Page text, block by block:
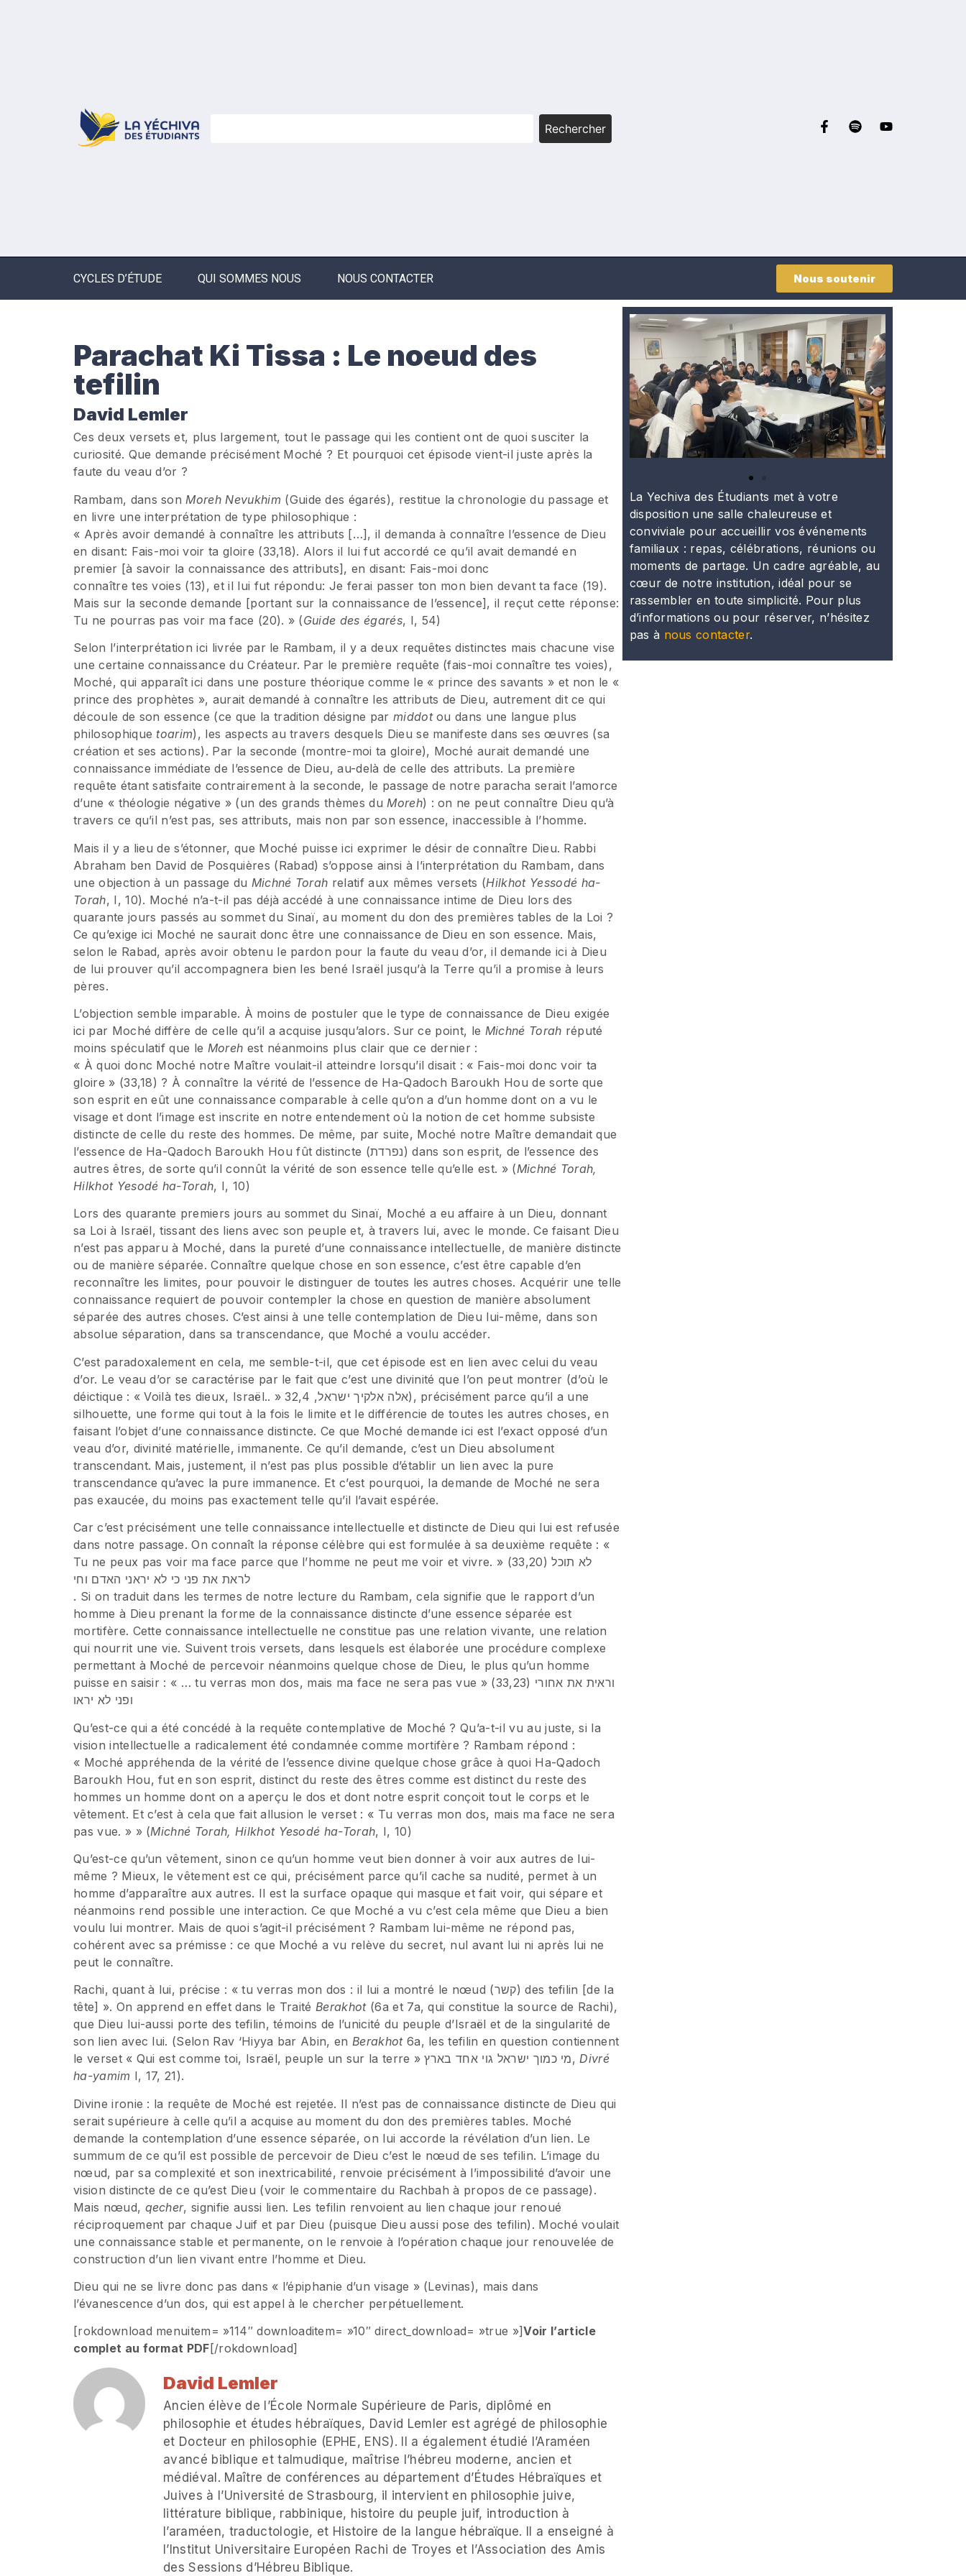
Rechercher
CYCLES D’ÉTUDE QUI SOMMES NOUS NOUS CONTACTER Nous soutenir
Parachat Ki Tissa : Le noeud des
tefilin
David Lemler
Ces deux versets et, plus largement, tout le passage qui les contient ont de quoi susciter la
curiosité. Que demande précisément Moché ? Et pourquoi cet épisode vient-il juste après la
faute du veau d’or ?
Rambam, dans son Moreh Nevukhim (Guide des égarés), restitue la chronologie du passage et
en livre une interprétation de type philosophique :
« Après avoir demandé à connaître les attributs […], il demanda à connaître l’essence de Dieu
en disant: Fais-moi voir ta gloire (33,18). Alors il lui fut accordé ce qu’il avait demandé en
premier [à savoir la connaissance des attributs], en disant: Fais-moi donc
connaître tes voies (13), et il lui fut répondu: Je ferai passer ton mon bien devant ta face (19).
Mais sur la seconde demande [portant sur la connaissance de l’essence], il reçut cette réponse:
Tu ne pourras pas voir ma face (20). » (Guide des égarés, I, 54)
Selon l’interprétation ici livrée par le Rambam, il y a deux requêtes distinctes mais chacune vise
une certaine connaissance du Créateur. Par le première requête (fais-moi connaître tes voies),
Moché, qui apparaît ici dans une posture théorique comme le « prince des savants » et non le «
prince des prophètes », aurait demandé à connaître les attributs de Dieu, autrement dit ce qui
découle de son essence (ce que la tradition désigne par middotou dans une langue plus
philosophiquetoarim), les aspects au travers desquels Dieu se manifeste dans ses œuvres (sa
création et ses actions). Par la seconde (montre-moi ta gloire), Moché aurait demandé une
connaissance immédiate de l’essence de Dieu, au-delà de celle des attributs. La première
requête étant satisfaite contrairement à la seconde, le passage de notre paracha serait l’amorce
d’une « théologie négative » (un des grands thèmes duMoreh) : on ne peut connaître Dieu qu’à
travers ce qu’il n’est pas, ses attributs, mais non par son essence, inaccessible à l’homme.
Mais il y a lieu de s’étonner, que Moché puisse ici exprimer le désir de connaître Dieu. Rabbi
Abraham ben David de Posquières (Rabad) s’oppose ainsi à l’interprétation du Rambam, dans
une objection à un passage du Michné Torah relatif aux mêmes versets (Hilkhot Yessodé ha-
Torah, I, 10). Moché n’a-t-il pas déjà accédé à une connaissance intime de Dieu lors des
quarante jours passés au sommet du Sinaï, au moment du don des premières tables de la Loi ?
Ce qu’exige ici Moché ne saurait donc être une connaissance de Dieu en son essence. Mais,
selon le Rabad, après avoir obtenu le pardon pour la faute du veau d’or, il demande ici à Dieu
de lui prouver qu’il accompagnera bien les bené Israël jusqu’à la Terre qu’il a promise à leurs
pères.
L’objection semble imparable. À moins de postuler que le type de connaissance de Dieu exigée
ici par Moché diffère de celle qu’il a acquise jusqu’alors. Sur ce point, le Michné Torah réputé
moins spéculatif que le Moreh est néanmoins plus clair que ce dernier :
« À quoi donc Moché notre Maître voulait-il atteindre lorsqu’il disait : « Fais-moi donc voir ta
gloire » (33,18) ? À connaître la vérité de l’essence de Ha-Qadoch Baroukh Hou de sorte que
son esprit en eût une connaissance comparable à celle qu’on a d’un homme dont on a vu le
visage et dont l’image est inscrite en notre entendement où la notion de cet homme subsiste
distincte de celle du reste des hommes. De même, par suite, Moché notre Maître demandait que
l’essence de Ha-Qadoch Baroukh Hou fût distincte (נפרדת) dans son esprit, de l’essence des
autres êtres, de sorte qu’il connût la vérité de son essence telle qu’elle est. » (Michné Torah,
Hilkhot Yesodé ha-Torah, I, 10)
Lors des quarante premiers jours au sommet du Sinaï, Moché a eu affaire à un Dieu, donnant
sa Loi à Israël, tissant des liens avec son peuple et, à travers lui, avec le monde. Ce faisant Dieu
n’est pas apparu à Moché, dans la pureté d’une connaissance intellectuelle, de manière distincte
ou de manière séparée. Connaître quelque chose en son essence, c’est être capable d’en
reconnaître les limites, pour pouvoir le distinguer de toutes les autres choses. Acquérir une telle
connaissance requiert de pouvoir contempler la chose en question de manière absolument
séparée des autres choses. C’est ainsi à une telle contemplation de Dieu lui-même, dans son
absolue séparation, dans sa transcendance, que Moché a voulu accéder.
C’est paradoxalement en cela, me semble-t-il, que cet épisode est en lien avec celui du veau
d’or. Le veau d’or se caractérise par le fait que c’est une divinité que l’on peut montrer (d’où le
déictique : « Voilà tes dieux, Israël.. » אלה אלקיך ישראל, 32,4), précisément parce qu’il a une
silhouette, une forme qui tout à la fois le limite et le différencie de toutes les autres choses, en
faisant l’objet d’une connaissance distincte. Ce que Moché demande ici est l’exact opposé d’un
veau d’or, divinité matérielle, immanente. Ce qu’il demande, c’est un Dieu absolument
transcendant. Mais, justement, il n’est pas plus possible d’établir un lien avec la pure
transcendance qu’avec la pure immanence. Et c’est pourquoi, la demande de Moché ne sera
pas exaucée, du moins pas exactement telle qu’il l’avait espérée.
Car c’est précisément une telle connaissance intellectuelle et distincte de Dieu qui lui est refusée
dans notre passage. On connaît la réponse célèbre qui est formulée à sa deuxième requête : «
Tu ne peux pas voir ma face parce que l’homme ne peut me voir et vivre. » (33,20) לא תוכל
לראת את פני כי לא יראני האדם וחי
. Si on traduit dans les termes de notre lecture du Rambam, cela signifie que le rapport d’un
homme à Dieu prenant la forme de la connaissance distincte d’une essence séparée est
mortifère. Cette connaissance intellectuelle ne constitue pas une relation vivante, une relation
qui nourrit une vie. Suivent trois versets, dans lesquels est élaborée une procédure complexe
permettant à Moché de percevoir néanmoins quelque chose de Dieu, le plus qu’un homme
puisse en saisir : « … tu verras mon dos, mais ma face ne sera pas vue » (33,23) וראית את אחורי
ופני לא יראו
Qu’est-ce qui a été concédé à la requête contemplative de Moché ? Qu’a-t-il vu au juste, si la
vision intellectuelle a radicalement été condamnée comme mortifère ? Rambam répond :
« Moché appréhenda de la vérité de l’essence divine quelque chose grâce à quoi Ha-Qadoch
Baroukh Hou, fut en son esprit, distinct du reste des êtres comme est distinct du reste des
hommes un homme dont on a aperçu le dos et dont notre esprit conçoit tout le corps et le
vêtement. Et c’est à cela que fait allusion le verset : « Tu verras mon dos, mais ma face ne sera
pas vue. » » (Michné Torah, Hilkhot Yesodé ha-Torah, I, 10)
Qu’est-ce qu’un vêtement, sinon ce qu’un homme veut bien donner à voir aux autres de lui-
même ? Mieux, le vêtement est ce qui, précisément parce qu’il cache sa nudité, permet à un
homme d’apparaître aux autres. Il est la surface opaque qui masque et fait voir, qui sépare et
néanmoins rend possible une interaction. Ce que Moché a vu c’est cela même que Dieu a bien
voulu lui montrer. Mais de quoi s’agit-il précisément ? Rambam lui-même ne répond pas,
cohérent avec sa prémisse : ce que Moché a vu relève du secret, nul avant lui ni après lui ne
peut le connaître.
Rachi, quant à lui, précise : « tu verras mon dos : il lui a montré le nœud (קשר) des tefilin [de la
tête] ». On apprend en effet dans le TraitéBerakhot(6a et 7a, qui constitue la source de Rachi),
que Dieu lui-aussi porte des tefilin, témoins de l’unicité du peuple d’Israël et de la singularité de
son lien avec lui. (Selon Rav ‘Hiyya bar Abin, enBerakhot6a, les tefilin en question contiennent
le verset « Qui est comme toi, Israël, peuple un sur la terre » מי כמוך ישראל גוי אחד בארץ,Divré
ha-yamim I, 17, 21).
Divine ironie : la requête de Moché est rejetée. Il n’est pas de connaissance distincte de Dieu qui
serait supérieure à celle qu’il a acquise au moment du don des premières tables. Moché
demande la contemplation d’une essence séparée, on lui accorde la révélation d’un lien. Le
summum de ce qu’il est possible de percevoir de Dieu c’est le nœud de ses tefilin. L’image du
nœud, par sa complexité et son inextricabilité, renvoie précisément à l’impossibilité d’avoir une
vision distincte de ce qu’est Dieu (voir le commentaire du Rachbah à propos de ce passage).
Mais nœud, qecher, signifie aussi lien. Les tefilin renvoient au lien chaque jour renoué
réciproquement par chaque Juif et par Dieu (puisque Dieu aussi pose des tefilin). Moché voulait
une connaissance stable et permanente, on le renvoie à l’opération chaque jour renouvelée de
construction d’un lien vivant entre l’homme et Dieu.
Dieu qui ne se livre donc pas dans « l’épiphanie d’un visage » (Levinas), mais dans
l’évanescence d’un dos, qui est appel à le chercher perpétuellement.
[rokdownload menuitem= »114″ downloaditem= »10″ direct_download= »true »]Voir l’article
complet au format PDF [/rokdownload]
David Lemler
Ancien élève de l’École Normale Supérieure de Paris, diplômé en
philosophie et études hébraïques, David Lemler est agrégé de philosophie
et Docteur en philosophie (EPHE, ENS). Il a également étudié l’Araméen
avancé biblique et talmudique, maîtrise l’hébreu moderne, ancien et
médiéval. Maître de conférences au département d’Études Hébraïques et
Juives à l’Université de Strasbourg, il intervient en philosophie juive,
littérature biblique, rabbinique, histoire du peuple juif, introduction à
l’araméen, traductologie, et Histoire de la langue hébraïque. Il a enseigné à
l’Institut Universitaire Européen Rachi de Troyes et l’Association des Amis
des Sessions d’Hébreu Biblique.
La Yechiva des Étudiants met à votre
disposition une salle chaleureuse et
conviviale pour accueillir vos événements
familiaux : repas, célébrations, réunions ou
moments de partage. Un cadre agréable, au
cœur de notre institution, idéal pour se
rassembler en toute simplicité. Pour plus
d’informations ou pour réserver, n’hésitez
pas à nous contacter.